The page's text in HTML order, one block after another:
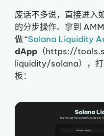
废话不多说，直接进入
的分步操作。拿到
做 “Solana Liquidity
dApp （https://
liquidity/solana），打
板：